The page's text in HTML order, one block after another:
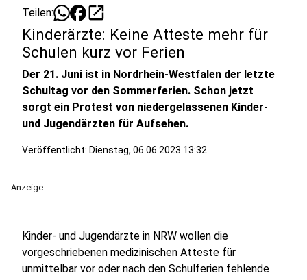
Teilen: open_in_new
Kinderärzte: Keine Atteste mehr für
Schulen kurz vor Ferien
Der 21. Juni ist in Nordrhein-Westfalen der letzte
Schultag vor den Sommerferien. Schon jetzt
sorgt ein Protest von niedergelassenen Kinder-
und Jugendärzten für Aufsehen.
Veröffentlicht: Dienstag, 06.06.2023 13:32
Anzeige
Kinder- und Jugendärzte in NRW wollen die
vorgeschriebenen medizinischen Atteste für
unmittelbar vor oder nach den Schulferien fehlende